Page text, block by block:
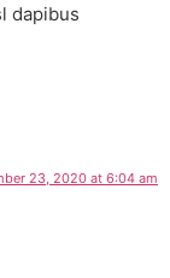
dapibus
23, 2020 at 6:04 am